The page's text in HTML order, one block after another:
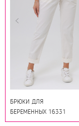
БРЮКИ ДЛЯ
БЕРЕМЕННЫХ 16331
МОЛОЧНЫЙ